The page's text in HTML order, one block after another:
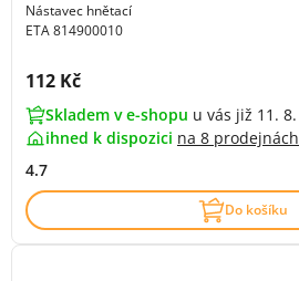
Nástavec hnětací
ETA 814900010
Cena s DPH:
112 Kč
Skladem v e-shopu u vás již 11. 8.
ihned k dispozici na 8 prodejnách
4.7
Do košíku